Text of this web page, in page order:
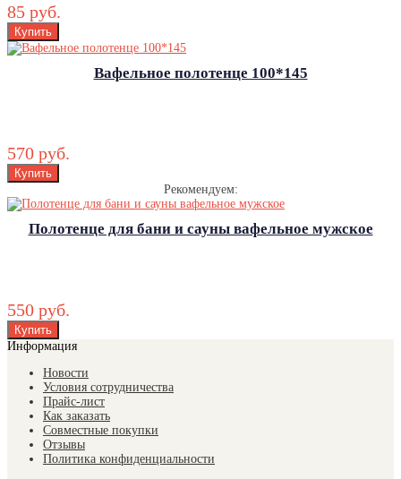
85 руб.
Вафельное полотенце 100*145
570 руб.
Рекомендуем:
Полотенце для бани и сауны вафельное мужское
550 руб.
Информация
Новости
Условия сотрудничества
Прайс-лист
Как заказать
Совместные покупки
Отзывы
Политика конфиденциальности